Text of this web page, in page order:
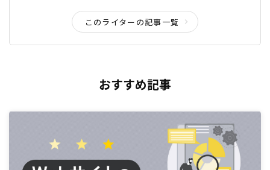
このライターの記事一覧
おすすめ記事